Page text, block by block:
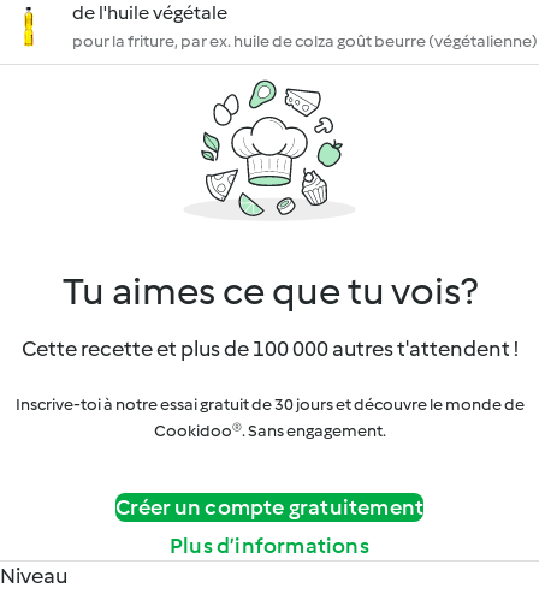
de l'huile végétale
pour la friture, par ex. huile de colza goût beurre (végétalienne)
Tu aimes ce que tu vois?
Cette recette et plus de 100 000 autres t'attendent !
Inscrive-toi à notre essai gratuit de 30 jours et découvre le monde de
Cookidoo®. Sans engagement.
Créer un compte gratuitement
Plus d’informations
Niveau